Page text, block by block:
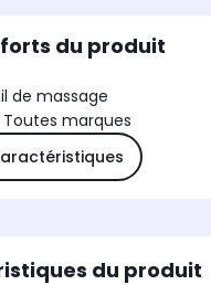
du produit
de massage
marques
du produit